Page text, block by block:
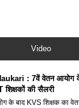
Video
: 7वें वेतन आयोग
की सैलरी
के बाद KVS शिक्षक का